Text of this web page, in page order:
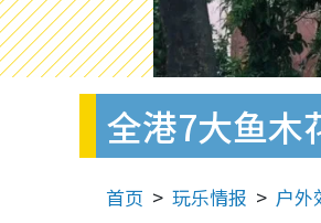
全港7大鱼木
首页 玩乐情报 户外